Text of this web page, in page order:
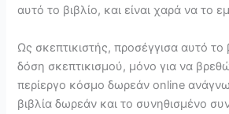
αυτό το βιβλίο, και είναι χαρά να το
Ως σκεπτικιστής, προσέγγισα αυτό το
δόση σκεπτικισμού, μόνο για να
περίεργο κόσμο δωρεάν online
βιβλία δωρεάν και το συνηθισμένο